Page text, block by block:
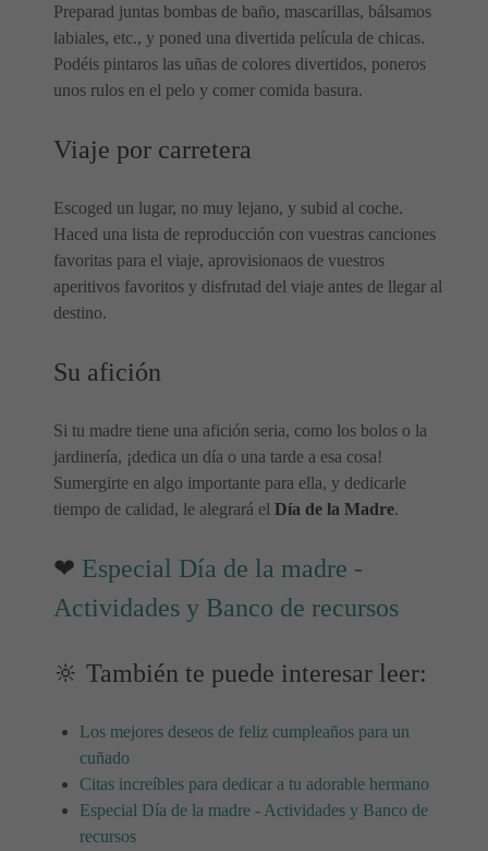
Preparad juntas bombas de baño, mascarillas, bálsamos
labiales, etc., y poned una divertida película de chicas.
Podéis pintaros las uñas de colores divertidos, poneros
unos rulos en el pelo y comer comida basura.
Viaje por carretera
Escoged un lugar, no muy lejano, y subid al coche.
Haced una lista de reproducción con vuestras canciones
favoritas para el viaje, aprovisionaos de vuestros
aperitivos favoritos y disfrutad del viaje antes de llegar al
destino.
Su afición
Si tu madre tiene una afición seria, como los bolos o la
jardinería, ¡dedica un día o una tarde a esa cosa!
Sumergirte en algo importante para ella, y dedicarle
tiempo de calidad, le alegrará el Día de la Madre.
❤ Especial Día de la madre -
Actividades y Banco de recursos
🔆 También te puede interesar leer:
Los mejores deseos de feliz cumpleaños para un
cuñado
Citas increíbles para dedicar a tu adorable hermano
Especial Día de la madre - Actividades y Banco de
recursos